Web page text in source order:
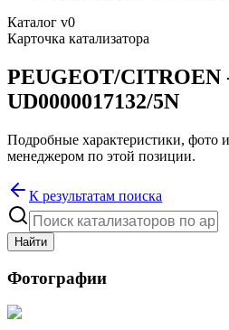
Каталог v0
Карточка катализатора
PEUGEOT/CITROEN
UD0000017132/5N
Подробные характеристики, фото и
менеджером по этой позиции.
К результатам поиска
Найти
Фотографии